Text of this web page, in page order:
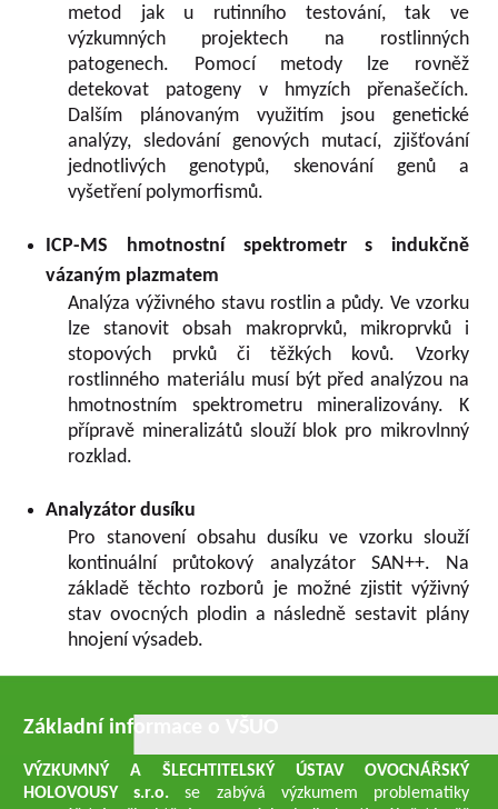
metod jak u rutinního testování, tak ve
výzkumných projektech na rostlinných
patogenech. Pomocí metody lze rovněž
detekovat patogeny v hmyzích přenašečích.
Dalším plánovaným využitím jsou genetické
analýzy, sledování genových mutací, zjišťování
jednotlivých genotypů, skenování genů a
vyšetření polymorfismů.
ICP-MS hmotnostní spektrometr s indukčně
vázaným plazmatem
Analýza výživného stavu rostlin a půdy. Ve vzorku
lze stanovit obsah makroprvků, mikroprvků i
stopových prvků či těžkých kovů. Vzorky
rostlinného materiálu musí být před analýzou na
hmotnostním spektrometru mineralizovány. K
přípravě mineralizátů slouží blok pro mikrovlnný
rozklad.
Analyzátor dusíku
Pro stanovení obsahu dusíku ve vzorku slouží
kontinuální průtokový analyzátor SAN++. Na
základě těchto rozborů je možné zjistit výživný
stav ovocných plodin a následně sestavit plány
hnojení výsadeb.
Základní informace o VŠUO
VÝZKUMNÝ A ŠLECHTITELSKÝ ÚSTAV OVOCNÁŘSKÝ
HOLOVOUSY s.r.o.se zabývá výzkumem problematiky